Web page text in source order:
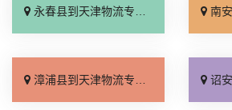
永春县到天津物流专线_运价查询「要多少钱」 南安市到
漳浦县到天津物流专线_多久能到「不随意加价」 诏安县